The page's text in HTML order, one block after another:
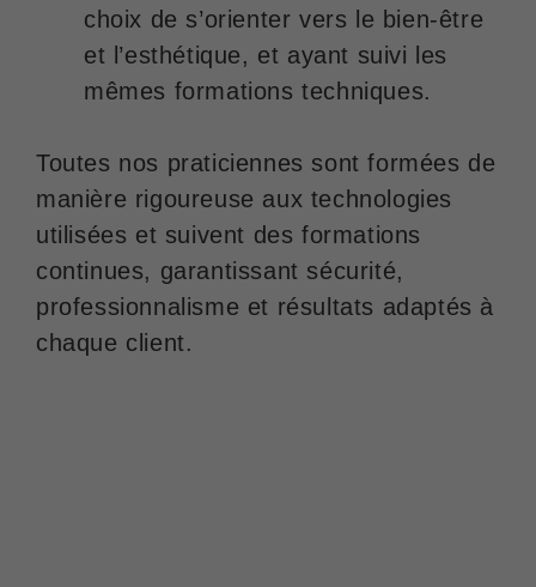
choix de s’orienter vers le bien-être
et l’esthétique, et ayant suivi les
mêmes formations techniques.
Toutes nos praticiennes sont formées de
manière rigoureuse aux technologies
utilisées et suivent des formations
continues, garantissant sécurité,
professionnalisme et résultats adaptés à
chaque client.